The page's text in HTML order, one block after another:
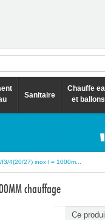
Sanitaire
Chauffe
et ballons
4(20/27) inox l = 1000m...
chauffage
Ce